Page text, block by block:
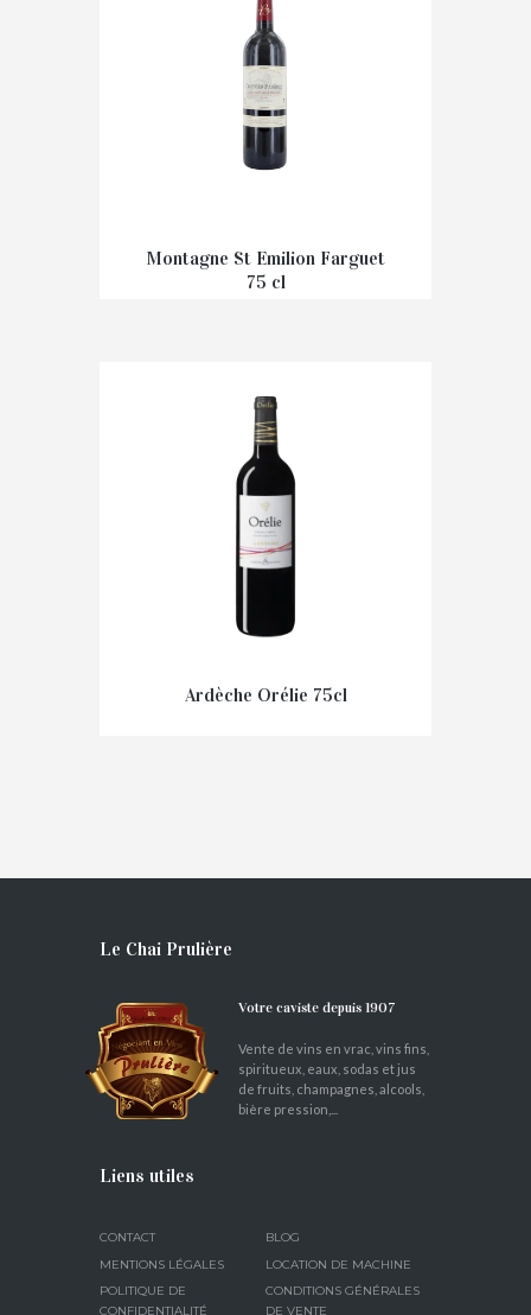
Montagne St Emilion Farguet
75 cl
Ardèche Orélie 75cl
Le Chai Prulière
Votre caviste depuis 1907
Vente de vins en vrac, vins fins,
spiritueux, eaux, sodas et jus
de fruits, champagnes, alcools,
bière pression,...
Liens utiles
CONTACT
BLOG
MENTIONS LÉGALES
LOCATION DE MACHINE
POLITIQUE DE
CONFIDENTIALITÉ
CONDITIONS GÉNÉRALES
DE VENTE